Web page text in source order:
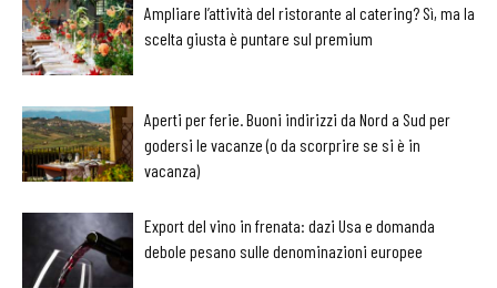
Ampliare l’attività del ristorante al catering? Sì, ma la
scelta giusta è puntare sul premium
Aperti per ferie. Buoni indirizzi da Nord a Sud per
godersi le vacanze (o da scorprire se si è in
vacanza)
Export del vino in frenata: dazi Usa e domanda
debole pesano sulle denominazioni europee